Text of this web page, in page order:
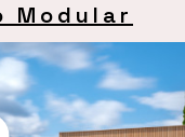
Modular